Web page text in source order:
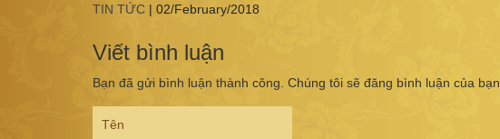
TIN TỨC | 02/February/2018
Viết bình luận
Bạn đã gửi bình luận thành công. Chúng tôi sẽ đăng bình luận của